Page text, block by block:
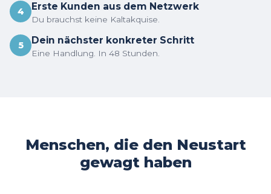
4 Erste Kunden aus dem Netzwerk
Du brauchst keine Kaltakquise.
5 Dein nächster konkreter Schritt
Eine Handlung. In 48 Stunden.
Menschen, die den Neustart
gewagt haben